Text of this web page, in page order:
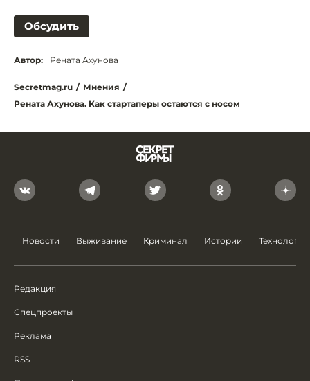
Обсудить
Автор: Рената Ахунова
Secretmag.ru / Мнения /
Рената Ахунова. Как стартаперы остаются с носом
Новости Выживание Криминал Истории Технологии
Редакция
Спецпроекты
Реклама
RSS